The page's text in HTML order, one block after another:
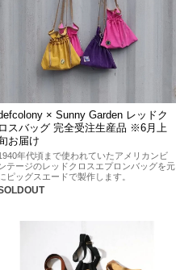
× Sunny Garden レッドク
ロスバッグ 完全受注生産品 ※6月上
お届け
年代頃まで使われていたアメリカンビ
テージのレッドクロスエプロンバッグを元
ピッグスエードで製作します。